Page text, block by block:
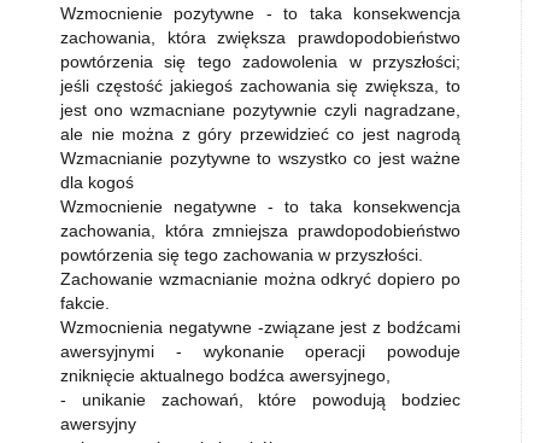
Wzmocnienie pozytywne - to taka konsekwencja
zachowania, która zwiększa prawdopodobieństwo
powtórzenia się tego zadowolenia w przyszłości;
jeśli częstość jakiegoś zachowania się zwiększa, to
jest ono wzmacniane pozytywnie czyli nagradzane,
ale nie można z góry przewidzieć co jest nagrodą
Wzmacnianie pozytywne to wszystko co jest ważne
dla kogoś
Wzmocnienie negatywne - to taka konsekwencja
zachowania, która zmniejsza prawdopodobieństwo
powtórzenia się tego zachowania w przyszłości.
Zachowanie wzmacnianie można odkryć dopiero po
fakcie.
Wzmocnienia negatywne -związane jest z bodźcami
awersyjnymi - wykonanie operacji powoduje
zniknięcie aktualnego bodźca awersyjnego,
- unikanie zachowań, które powodują bodziec
awersyjny